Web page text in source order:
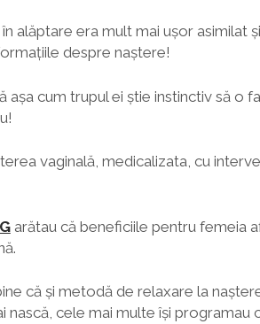
alăptare era mult mai ușor asimilat
despre naștere!
cum trupul ei știe instinctiv să o
vaginală, medicalizata, cu
arătau că beneficiile pentru femeia
că și metodă de relaxare la
cele mai multe își programau